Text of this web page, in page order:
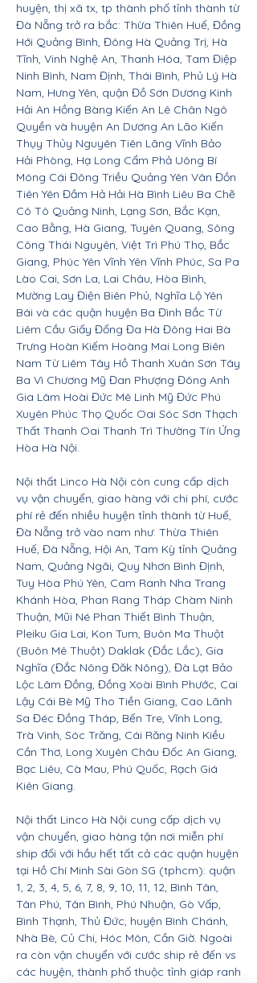
huyện, thị xã tx, tp thành phố tỉnh thành từ
Đà Nẵng trở ra bắc: Thừa Thiên Huế, Đồng
Hới Quảng Bình, Đông Hà Quảng Trị, Hà
Tĩnh, Vinh Nghệ An, Thanh Hóa, Tam Điệp
Ninh Bình, Nam Định, Thái Bình, Phủ Lý Hà
Nam, Hưng Yên, quận Đồ Sơn Dương Kinh
Hải An Hồng Bàng Kiến An Lê Chân Ngô
Quyền và huyện An Dương An Lão Kiến
Thụy Thủy Nguyên Tiên Lãng Vĩnh Bảo
Hải Phòng, Hạ Long Cẩm Phả Uông Bí
Móng Cái Đông Triều Quảng Yên Vân Đồn
Tiên Yên Đầm Hả Hải Hà Bình Liêu Ba Chẽ
Cô Tô Quảng Ninh, Lạng Sơn, Bắc Kạn,
Cao Bằng, Hà Giang, Tuyên Quang, Sông
Công Thái Nguyên, Việt Trì Phú Thọ, Bắc
Giang, Phúc Yên Vĩnh Yên Vĩnh Phúc, Sa Pa
Lào Cai, Sơn La, Lai Châu, Hòa Bình,
Mường Lay Điện Biên Phủ, Nghĩa Lộ Yên
Bái và các quận huyện Ba Đình Bắc Từ
Liêm Cầu Giấy Đống Đa Hà Đông Hai Bà
Trưng Hoàn Kiếm Hoàng Mai Long Biên
Nam Từ Liêm Tây Hồ Thanh Xuân Sơn Tây
Ba Vì Chương Mỹ Đan Phượng Đông Anh
Gia Lâm Hoài Đức Mê Linh Mỹ Đức Phú
Xuyên Phúc Thọ Quốc Oai Sóc Sơn Thạch
Thất Thanh Oai Thanh Trì Thường Tín Ứng
Hòa Hà Nội.
Nội thất Linco Hà Nội còn cung cấp dịch
vụ vận chuyển, giao hàng với chi phí, cước
phí rẻ đến nhiều huyện tỉnh thành từ Huế,
Đà Nẵng trở vào nam như: Thừa Thiên
Huế, Đà Nẵng, Hội An, Tam Kỳ tỉnh Quảng
Nam, Quảng Ngãi, Quy Nhơn Bình Định,
Tuy Hòa Phú Yên, Cam Ranh Nha Trang
Khánh Hòa, Phan Rang Tháp Chàm Ninh
Thuận, Mũi Né Phan Thiết Bình Thuận,
Pleiku Gia Lai, Kon Tum, Buôn Ma Thuột
(Buôn Mê Thuột) Daklak (Đắc Lắc), Gia
Nghĩa (Đắc Nông Đăk Nông), Đà Lạt Bảo
Lộc Lâm Đồng, Đồng Xoài Bình Phước, Cai
Lậy Cái Bè Mỹ Tho Tiền Giang, Cao Lãnh
Sa Đéc Đồng Tháp, Bến Tre, Vĩnh Long,
Trà Vinh, Sóc Trăng, Cái Răng Ninh Kiều
Cần Thơ, Long Xuyên Châu Đốc An Giang,
Bạc Liêu, Cà Mau, Phú Quốc, Rạch Giá
Kiên Giang.
Nội thất Linco Hà Nội cung cấp dịch vụ
vận chuyển, giao hàng tận nơi miễn phí
ship đối với hầu hết tất cả các quận huyện
tại Hồ Chí Minh Sài Gòn SG (tphcm): quận
1, 2, 3, 4, 5, 6, 7, 8, 9, 10, 11, 12, Bình Tân,
Tân Phú, Tân Bình, Phú Nhuận, Gò Vấp,
Bình Thạnh, Thủ Đức, huyện Bình Chánh,
Nhà Bè, Củ Chi, Hóc Môn, Cần Giờ. Ngoài
ra còn vận chuyển với cước ship rẻ đến vs
các huyện, thành phố thuộc tỉnh giáp ranh